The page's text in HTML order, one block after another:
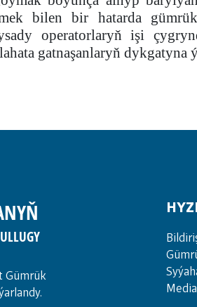
bilen bir hatarda
operatorlaryň işi
gatnaşanlaryň dykgatyna
Gümrük